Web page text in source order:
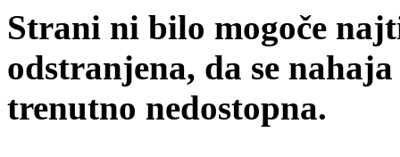
Strani ni bilo mogoče
odstranjena, da se
trenutno nedostopna.